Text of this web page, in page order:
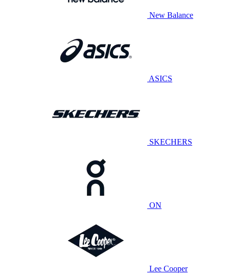
New Balance
ASICS
SKECHERS
ON
Lee Cooper